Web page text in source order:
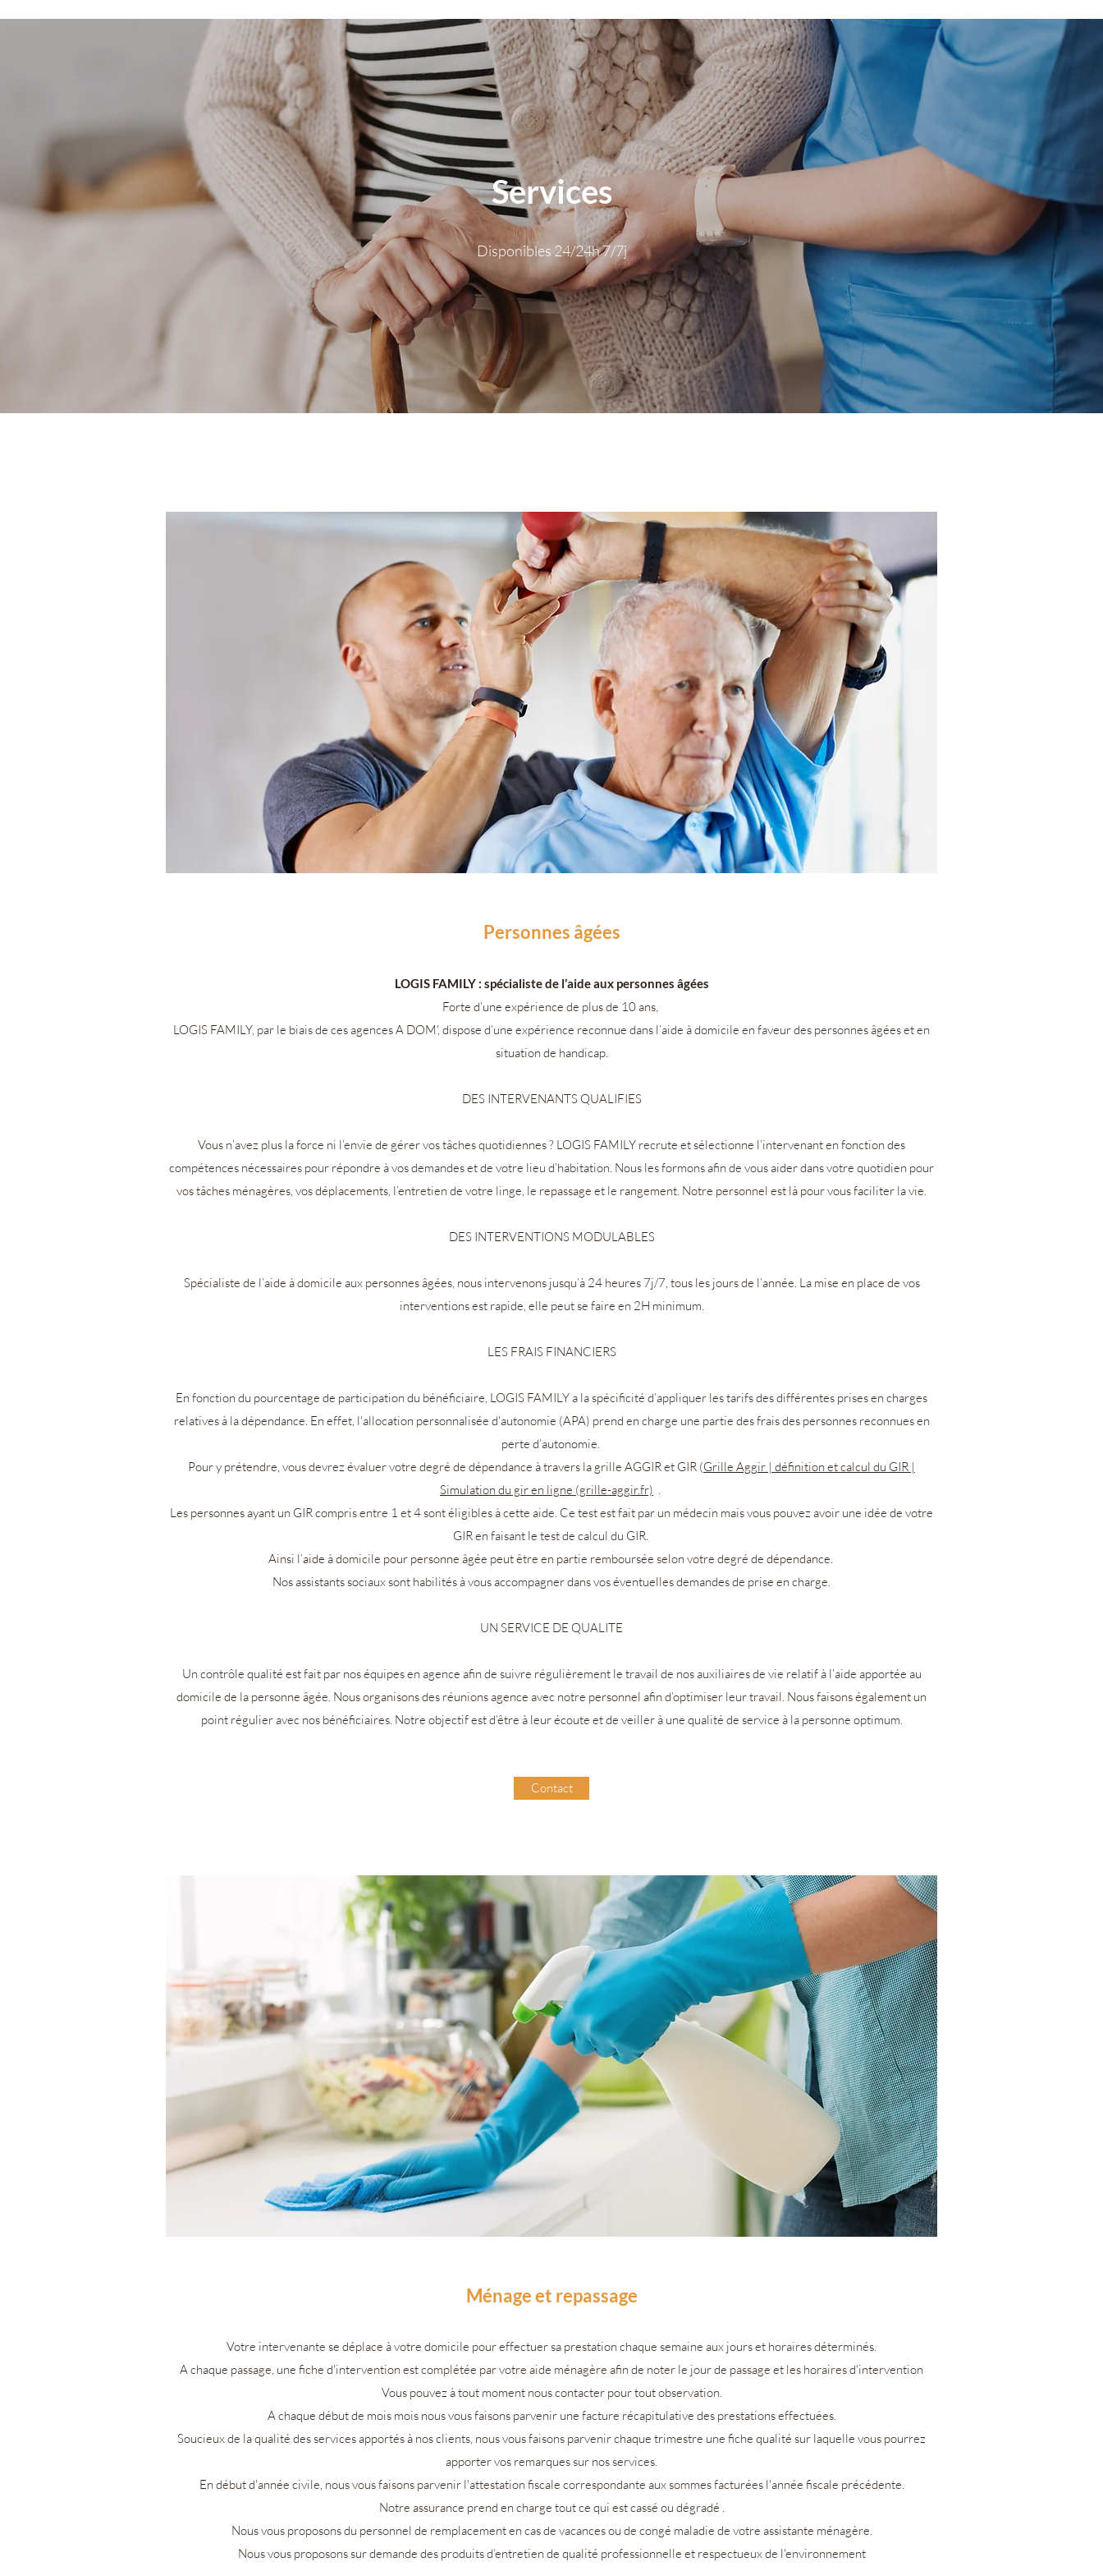
Services
Disponibles 24/24h 7/7j
Personnes âgées
LOGIS FAMILY : spécialiste de l’aide aux personnes âgées
Forte d’une expérience de plus de 10 ans,
LOGIS FAMILY, par le biais de ces agences A DOM', dispose d’une expérience reconnue dans l’aide à domicile en faveur des personnes âgées et en
situation de handicap.
DES INTERVENANTS QUALIFIES
Vous n’avez plus la force ni l’envie de gérer vos tâches quotidiennes ? LOGIS FAMILY recrute et sélectionne l’intervenant en fonction des
compétences nécessaires pour répondre à vos demandes et de votre lieu d’habitation. Nous les formons afin de vous aider dans votre quotidien pour
vos tâches ménagères, vos déplacements, l’entretien de votre linge, le repassage et le rangement. Notre personnel est là pour vous faciliter la vie.
DES INTERVENTIONS MODULABLES
Spécialiste de l’aide à domicile aux personnes âgées, nous intervenons jusqu’à 24 heures 7j/7, tous les jours de l’année. La mise en place de vos
interventions est rapide, elle peut se faire en 2H minimum.
LES FRAIS FINANCIERS
En fonction du pourcentage de participation du bénéficiaire, LOGIS FAMILY a la spécificité d’appliquer les tarifs des différentes prises en charges
relatives à la dépendance. En effet, l'allocation personnalisée d'autonomie (APA) prend en charge une partie des frais des personnes reconnues en
perte d’autonomie.
Pour y prétendre, vous devrez évaluer votre degré de dépendance à travers la grille AGGIR et GIR (Grille Aggir | définition et calcul du GIR |
Simulation du gir en ligne (grille-aggir.fr) .
Les personnes ayant un GIR compris entre 1 et 4 sont éligibles à cette aide. Ce test est fait par un médecin mais vous pouvez avoir une idée de votre
GIR en faisant le test de calcul du GIR.
Ainsi l’aide à domicile pour personne âgée peut être en partie remboursée selon votre degré de dépendance.
Nos assistants sociaux sont habilités à vous accompagner dans vos éventuelles demandes de prise en charge.
UN SERVICE DE QUALITE
Un contrôle qualité est fait par nos équipes en agence afin de suivre régulièrement le travail de nos auxiliaires de vie relatif à l’aide apportée au
domicile de la personne âgée. Nous organisons des réunions agence avec notre personnel afin d’optimiser leur travail. Nous faisons également un
point régulier avec nos bénéficiaires. Notre objectif est d’être à leur écoute et de veiller à une qualité de service à la personne optimum.
Contact
Ménage et repassage
Votre intervenante se déplace à votre domicile pour effectuer sa prestation chaque semaine aux jours et horaires déterminés.
A chaque passage, une fiche d'intervention est complétée par votre aide ménagère afin de noter le jour de passage et les horaires d'intervention
Vous pouvez à tout moment nous contacter pour tout observation.
A chaque début de mois mois nous vous faisons parvenir une facture récapitulative des prestations effectuées.
Soucieux de la qualité des services apportés à nos clients, nous vous faisons parvenir chaque trimestre une fiche qualité sur laquelle vous pourrez
apporter vos remarques sur nos services.
En début d'année civile, nous vous faisons parvenir l'attestation fiscale correspondante aux sommes facturées l'année fiscale précédente.
Notre assurance prend en charge tout ce qui est cassé ou dégradé .
Nous vous proposons du personnel de remplacement en cas de vacances ou de congé maladie de votre assistante ménagère.
Nous vous proposons sur demande des produits d’entretien de qualité professionnelle et respectueux de l'environnement